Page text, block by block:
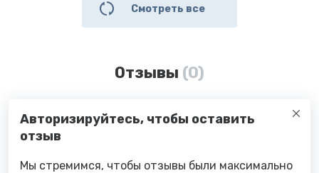
Смотреть все
Отзывы (0)
Авторизируйтесь, чтобы оставить
отзыв
Мы стремимся, чтобы отзывы были максимально